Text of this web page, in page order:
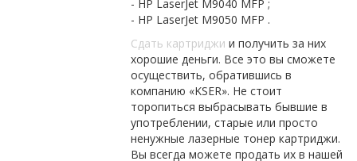
- HP LaserJet M9040 MFP ;
- HP LaserJet M9050 MFP .
Сдать картриджи и получить за них
хорошие деньги. Все это вы сможете
осуществить, обратившись в
компанию «KSER». Не стоит
торопиться выбрасывать бывшие в
употреблении, старые или просто
ненужные лазерные тонер картриджи.
Вы всегда можете продать их в нашей